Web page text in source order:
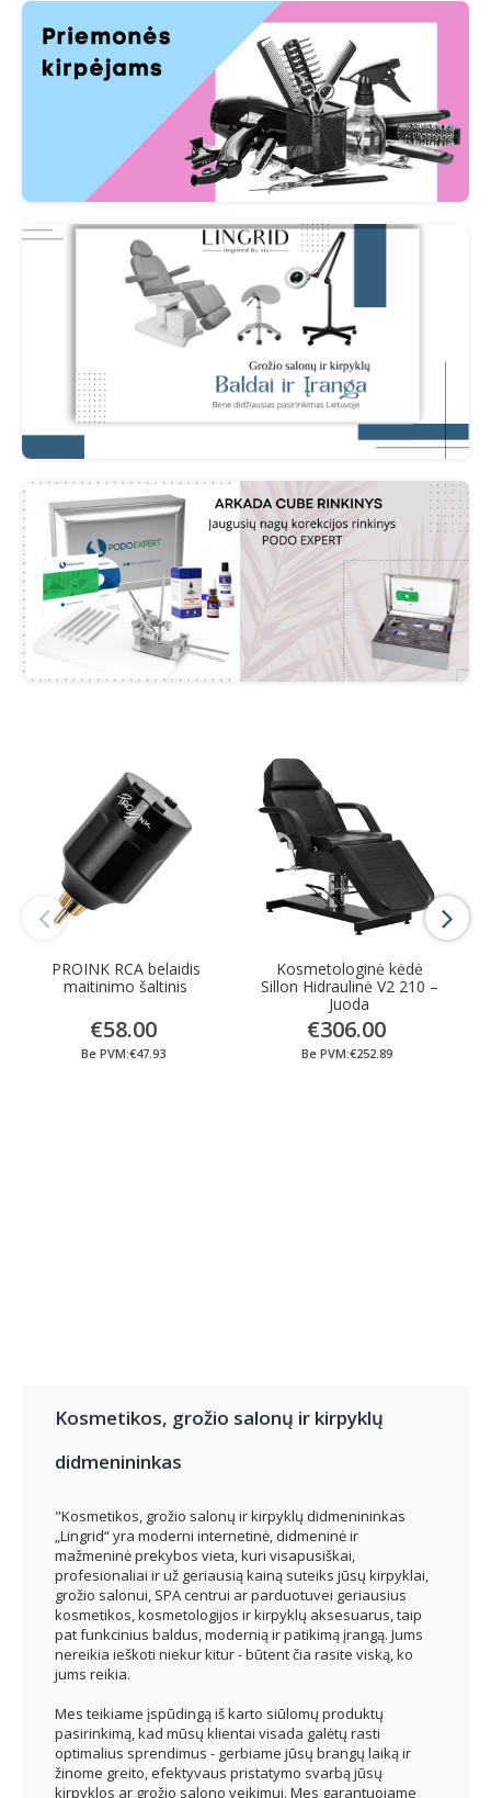
PROINK RCA belaidis
maitinimo šaltinis
€58.00
Be PVM:€47.93
Kosmetologinė kėdė
Sillon Hidraulinė V2 210 –
Juoda
€306.00
Be PVM:€252.89
Kosmetikos, grožio salonų ir kirpyklų
didmenininkas
"Kosmetikos, grožio salonų ir kirpyklų didmenininkas
„Lingrid“ yra moderni internetinė, didmeninė ir
mažmeninė prekybos vieta, kuri visapusiškai,
profesionaliai ir už geriausią kainą suteiks jūsų kirpyklai,
grožio salonui, SPA centrui ar parduotuvei geriausius
kosmetikos, kosmetologijos ir kirpyklų aksesuarus, taip
pat funkcinius baldus, modernią ir patikimą įrangą. Jums
nereikia ieškoti niekur kitur - būtent čia rasite viską, ko
jums reikia.
Mes teikiame įspūdingą iš karto siūlomų produktų
pasirinkimą, kad mūsų klientai visada galėtų rasti
optimalius sprendimus - gerbiame jūsų brangų laiką ir
žinome greito, efektyvaus pristatymo svarbą jūsų
kirpyklos ar grožio salono veikimui. Mes garantuojame